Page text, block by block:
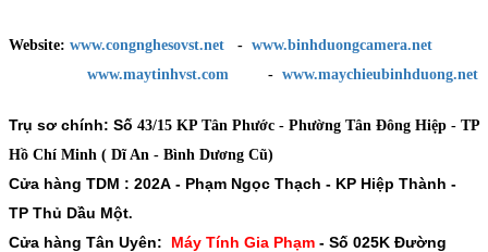
Website: www.congnghesovst.net - www.binhduongcamera.net
www.maytinhvst.com
- www.maychieubinhduong.net
Trụ sơ chính: Số 43/15 KP Tân Phước - Phường Tân Đông Hiệp - TP
Hồ Chí Minh ( Dĩ An - Bình Dương Cũ)
Cửa hàng TDM : 202A - Phạm Ngọc Thạch - KP Hiệp Thành -
TP Thủ Dầu Một.
Cửa hàng Tân Uyên: Máy Tính Gia Phạm - Số 025K Đường